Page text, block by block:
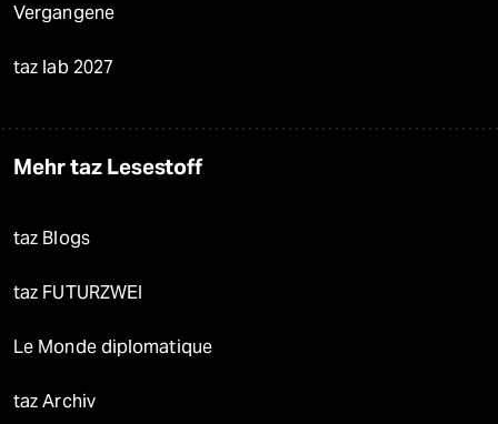
Vergangene
taz lab 2027
Mehr taz Lesestoff
taz Blogs
taz FUTURZWEI
Le Monde diplomatique
taz Archiv